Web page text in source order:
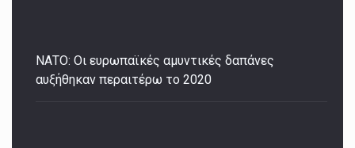
ΝΑΤΟ: Οι ευρωπαϊκές αμυντικές δαπάνες
αυξήθηκαν περαιτέρω το 2020